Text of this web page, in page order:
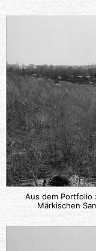
Aus dem Portfolio
Märkischen